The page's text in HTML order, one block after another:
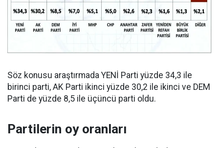
Söz konusu araştırmada YENİ Parti yüzde 34,3 ile
birinci parti, AK Parti ikinci yüzde 30,2 ile ikinci ve DEM
Parti de yüzde 8,5 ile üçüncü parti oldu.
Partilerin oy oranları